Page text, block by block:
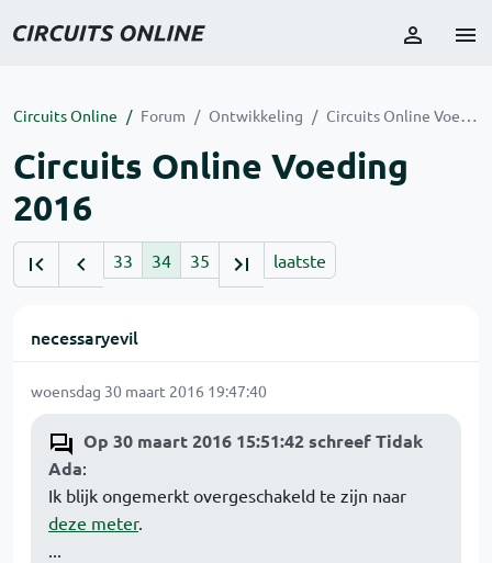
Circuits Online Forum Ontwikkeling Circuits Online Voeding 2016
Circuits Online Voeding
2016
33 34 35 laatste
necessaryevil
woensdag 30 maart 2016 19:47:40
Op 30 maart 2016 15:51:42 schreef Tidak
Ada:
Ik blijk ongemerkt overgeschakeld te zijn naar
deze meter.
...